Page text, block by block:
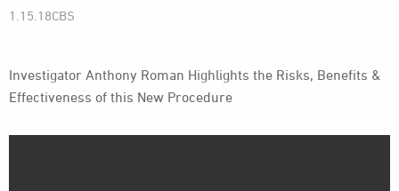
1.15.18CBS
Investigator Anthony Roman Highlights the Risks, Benefits &
Effectiveness of this New Procedure